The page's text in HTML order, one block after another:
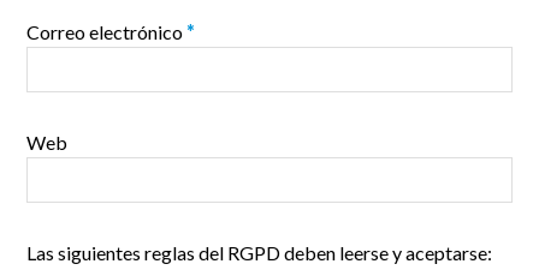
Correo electrónico*
Web
Las siguientes reglas del RGPD deben leerse y aceptarse: